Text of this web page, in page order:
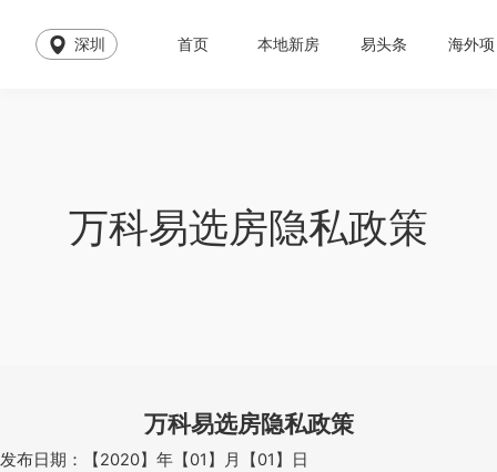
深圳 首页 本地新房 易头条 海外
万科易选房隐私政策
万科易选房隐私政策
发布日期： 【 2020】年【 01 】月【 01 】日